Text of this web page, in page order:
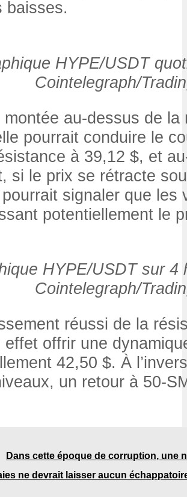
baisses.
HYPE/USDT
Cointelegraph/
montée au-dessus de la
pourrait conduire le
à 39,12 $, et
si le prix se rétracte
signaler que les
potentiellement le
HYPE/USDT sur 4
Cointelegraph/
réussi de la
effet offrir une
42,50 $. À
un retour à 50-
Dans cette époque de corruption, une
ne devrait laisser aucun